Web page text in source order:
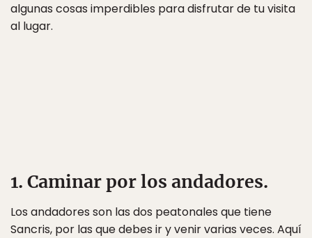
algunas cosas imperdibles para disfrutar de tu visita
al lugar.
1. Caminar por los andadores.
Los andadores son las dos peatonales que tiene
Sancris, por las que debes ir y venir varias veces. Aquí